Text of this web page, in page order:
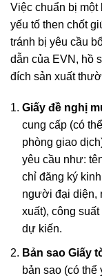
Việc chuẩn bị một
yếu tố then chốt
tránh bị yêu cầu
dẫn của EVN, hồ
đích sản xuất
Giấy đề nghị
cung cấp (có
phòng giao
yêu cầu như:
chỉ đăng ký
người đại diện,
xuất), công
dự kiến.
Bản sao Giấy
bản sao (có